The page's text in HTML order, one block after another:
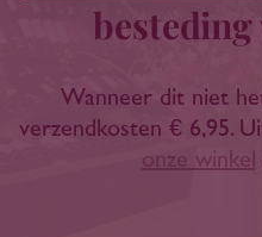
Wanneer dit niet
verzendkosten € 6,95.
onze winkel